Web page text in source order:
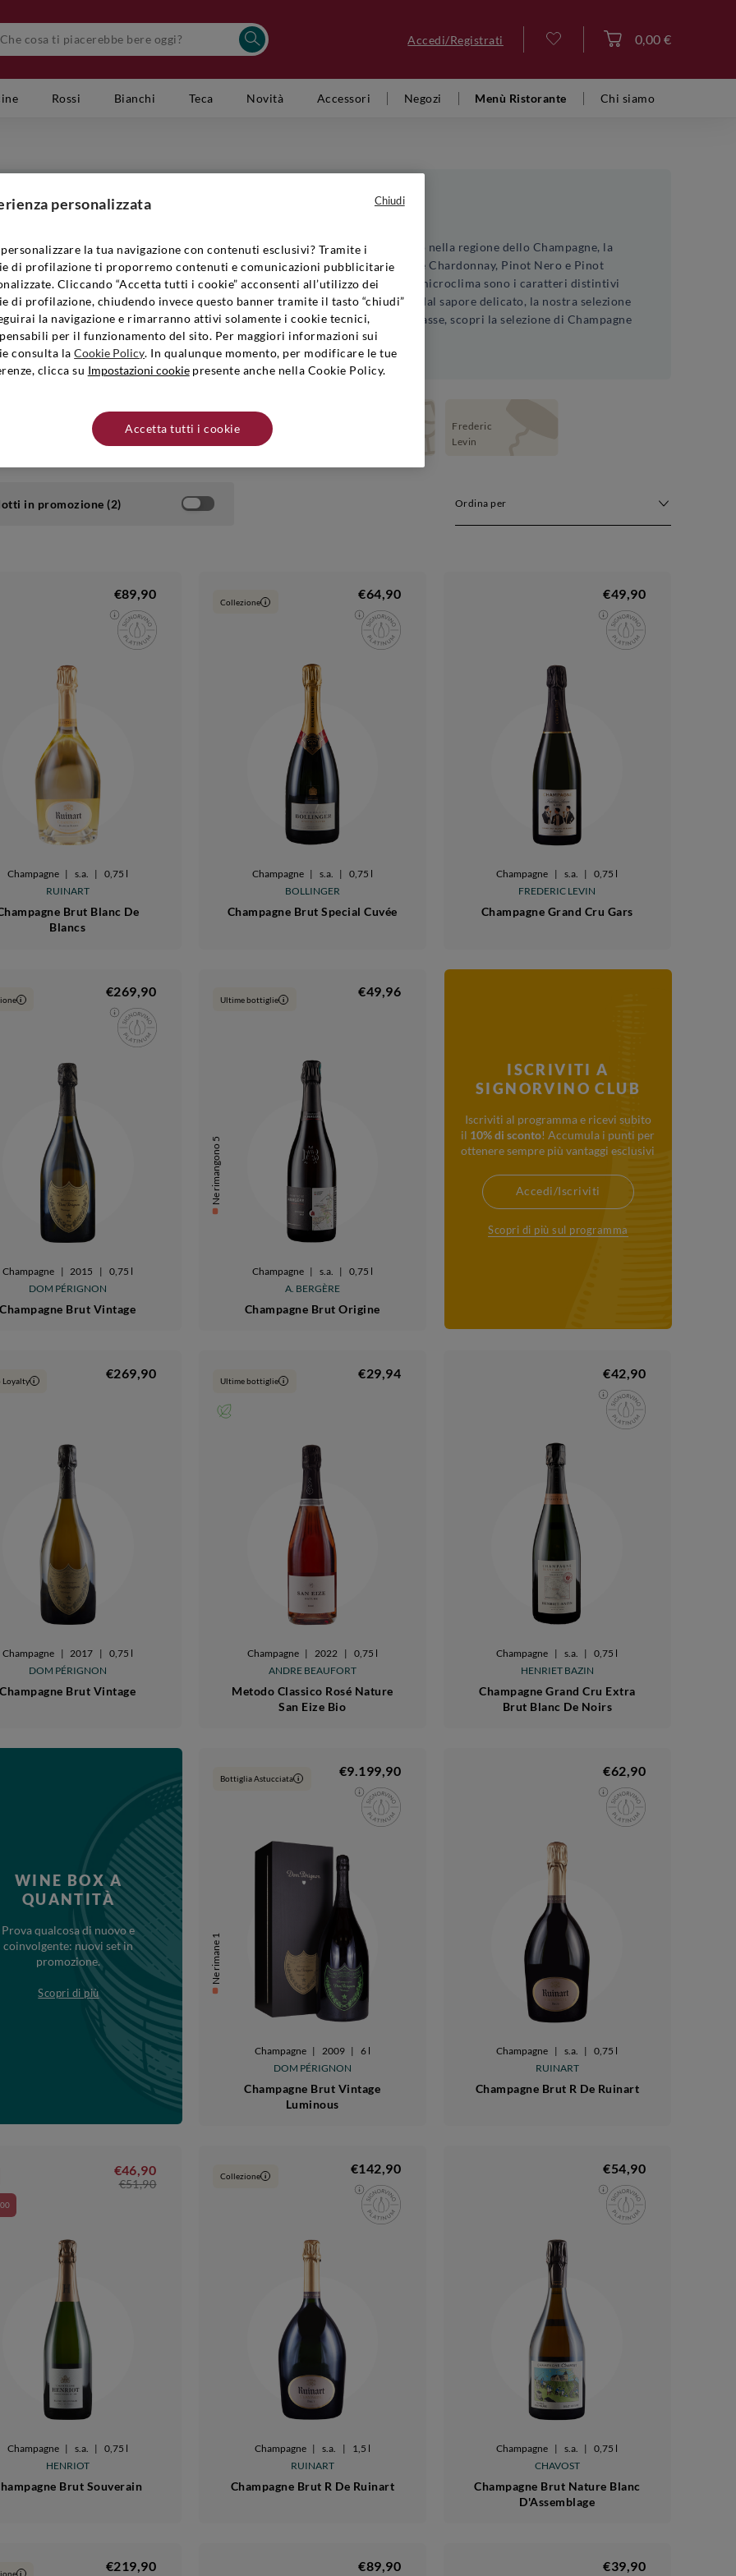
Accedi/Registrati 0,00 €
Rossi Bianchi Teca Novità Accessori Negozi Menù Ristorante Chi siamo
ARDENNE
mondo tutto da scoprire, la bollicina di lusso, eleganza e prestigio. Realizzato nella regione dello Champagne, la
made in France è prodotta con il metodo Champenoise a partire da uve Chardonnay, Pinot Nero e Pinot
Composizione del terreno, cuvée dei vitigni, esposizione delle vigne e microclima sono i caratteri distintivi
influenzano la composizione aromatica degli Champagne. Texture cremosa dal sapore delicato, la nostra selezione
è capace di farti innamorare! Preparati ad un aperitivo di gran classe, scopri la selezione di Champagne
Occasione
importante
Dom
Frederic
Levin
in promozione (2) Ordina per
€89,90
Champagne | s.a. |
0,75 l
RUINART
Brut Blanc De
Blancs
Collezione i €64,90
Champagne | s.a. |
0,75 l
BOLLINGER
Champagne Brut Special Cuvée
€49,90
Champagne | s.a. |
0,75 l
FREDERIC LEVIN
Champagne Grand Cru Gars
i €269,90
Champagne | 2015 | 0,75 l
DOM PÉRIGNON
Champagne Brut Vintage
Ne rimangono 5
Ultime bottiglie i €49,96
Champagne | s.a. |
0,75 l
A. BERGÈRE
Champagne Brut Origine
ISCRIVITI A
SIGNORVINO CLUB
Iscriviti al programma e ricevi subito
il 10% di sconto! Accumula i punti per
ottenere sempre più vantaggi esclusivi
Accedi/Iscriviti
Scopri di più sul programma
Loyalty i €269,90
Champagne | 2017 | 0,75 l
DOM PÉRIGNON
Champagne Brut Vintage
Ultime bottiglie i €29,94
Champagne | 2022 | 0,75 l
ANDRE BEAUFORT
Metodo Classico Rosé Nature
San Eize Bio
€42,90
Champagne | s.a. |
0,75 l
HENRIET BAZIN
Champagne Grand Cru Extra
Brut Blanc De Noirs
WINE BOX A
QUANTITÀ
Prova qualcosa di nuovo e
coinvolgente: nuovi set in
promozione.
Scopri di più
Ne rimane 1
Bottiglia Astucciata i €9.199,90
Champagne | 2009 |
6 l
DOM PÉRIGNON
Champagne Brut Vintage
Luminous
€62,90
Champagne | s.a. |
0,75 l
RUINART
Champagne Brut R De Ruinart
€46,90
€51,90
Champagne | s.a. |
0,75 l
HENRIOT
Brut Souverain
Collezione i €142,90
Champagne | s.a. |
1,5 l
RUINART
Champagne Brut R De Ruinart
€54,90
Champagne | s.a. |
0,75 l
CHAVOST
Champagne Brut Nature Blanc
D'Assemblage
i €219,90 €89,90 €39,90
personalizzata
la tua navigazione con contenuti esclusivi? Tramite i
di profilazione ti proporremo contenuti e comunicazioni pubblicitarie
Cliccando “Accetta tutti i cookie” acconsenti all’utilizzo dei
di profilazione, chiudendo invece questo banner tramite il tasto “chiudi”
la navigazione e rimarranno attivi solamente i cookie tecnici,
per il funzionamento del sito. Per maggiori informazioni sui
consulta laCookie Policy. In qualunque momento, per modificare le tue
clicca su Impostazioni cookiepresente anche nella Cookie Policy.
Accetta tutti i cookie
Chiudi